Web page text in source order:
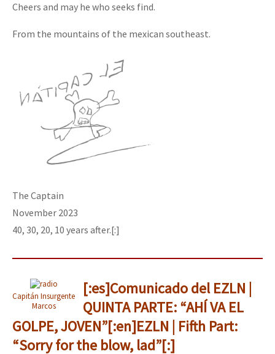
Cheers and may he who seeks find.
From the mountains of the mexican southeast.
The Captain
November 2023
40, 30, 20, 10 years after.[:]
Capitán Insurgente
Marcos
[:es]Comunicado del EZLN |
QUINTA PARTE: “AHÍ VA EL
GOLPE, JOVEN”[:en]EZLN | Fifth Part:
“Sorry for the blow, lad”[:]